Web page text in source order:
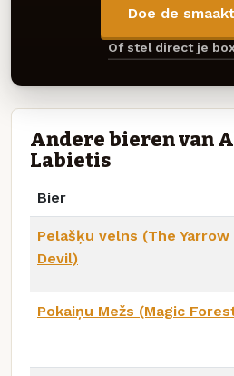
Doe de
Of stel direct je
Andere bieren van
Labietis
Bier
Pelašķu velns (The Yarrow
Devil)
Pokaiņu Mežs (Magic